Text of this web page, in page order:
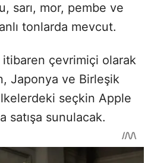
sarı, mor, pembe ve
tonlarda mevcut.
itibaren çevrimiçi olarak
Japonya ve Birleşik
seçkin Apple
satışa sunulacak.